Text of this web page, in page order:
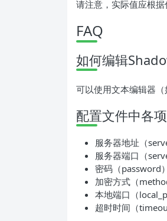
请注意，实际值应根据
FAQ
如何编辑
可以使用文本编辑器
配置文件中各
服务器地址（
服务器端口（
密码（password
加密方式（
本地端口（
超时时间（